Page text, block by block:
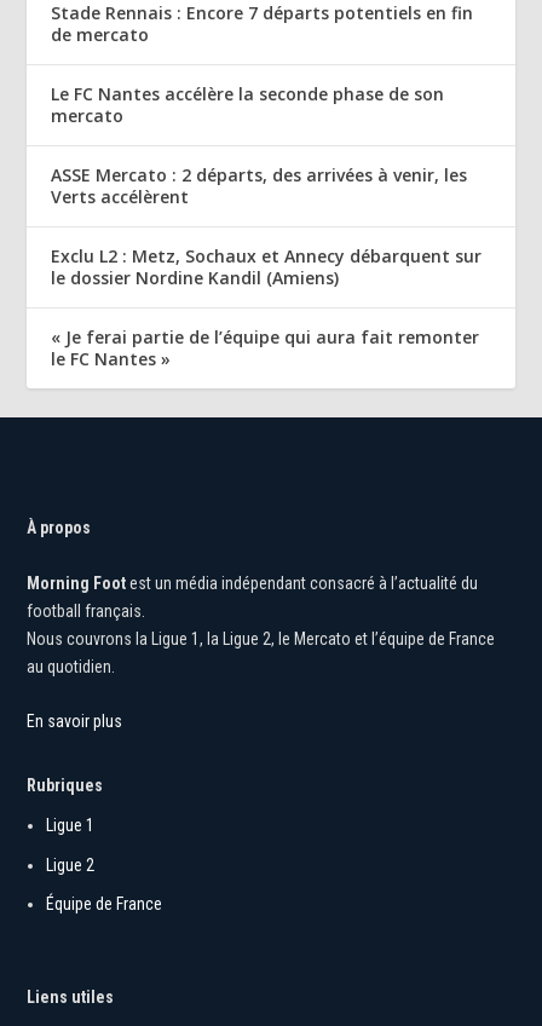
Stade Rennais : Encore 7 départs potentiels en fin
de mercato
Le FC Nantes accélère la seconde phase de son
mercato
ASSE Mercato : 2 départs, des arrivées à venir, les
Verts accélèrent
Exclu L2 : Metz, Sochaux et Annecy débarquent sur
le dossier Nordine Kandil (Amiens)
« Je ferai partie de l’équipe qui aura fait remonter
le FC Nantes »
À propos
Morning Footest un média indépendant consacré à l’actualité du
football français.
Nous couvrons la Ligue 1, la Ligue 2, le Mercato et l’équipe de France
au quotidien.
En savoir plus
Rubriques
Ligue 1
Ligue 2
Équipe de France
Liens utiles